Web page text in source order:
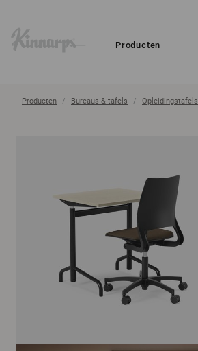
Producten
Producten Bureaus & tafels Opleidingstafels